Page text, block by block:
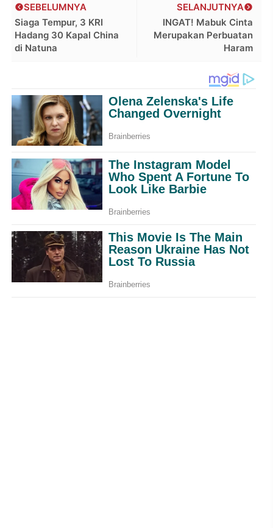
SELANJUTNYA
INGAT! Mabuk Cinta
Merupakan Perbuatan
Haram
SEBELUMNYA
Siaga Tempur, 3 KRI
Hadang 30 Kapal China
di Natuna